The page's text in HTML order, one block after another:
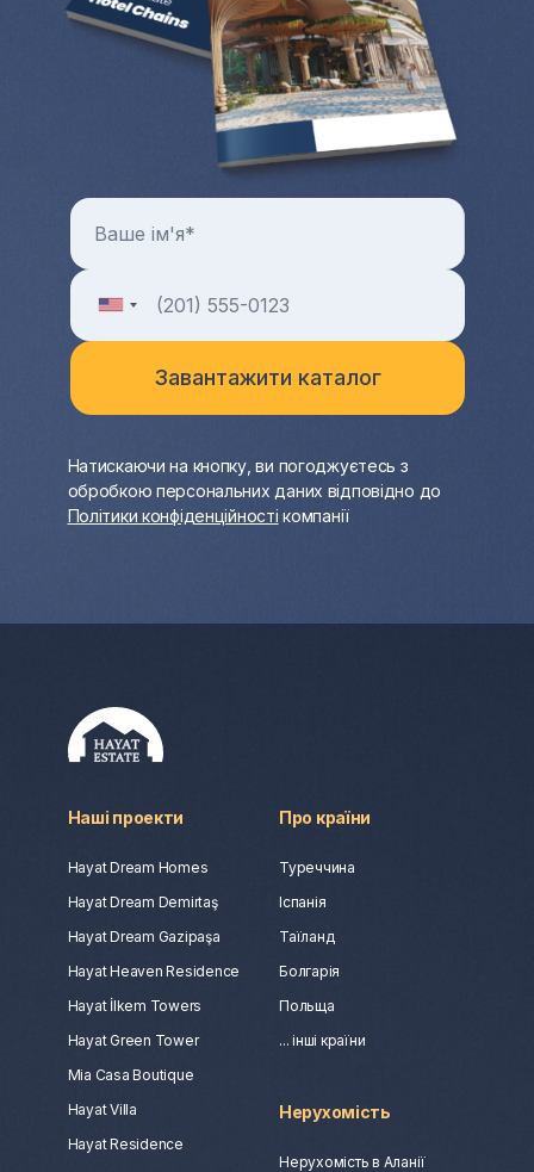
Натискаючи на кнопку, ви погоджуєтесь з
обробкою персональних даних відповідно до
Політики конфіденційності компанії
Наші проекти
Hayat Dream Homes
Hayat Dream Demirtaş
Hayat Dream Gazipaşa
Hayat Heaven Residence
Hayat İlkem Towers
Hayat Green Tower
Mia Casa Boutique
Hayat Villa
Hayat Residence
Про країни
Туреччина
Іспанія
Таїланд
Болгарія
Польща
... інші країни
Нерухомість
Нерухомість в Аланії